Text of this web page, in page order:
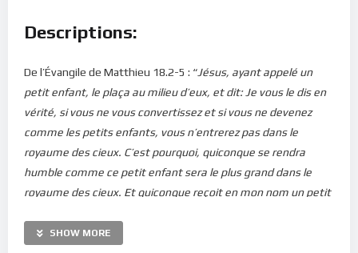
Descriptions:
De l’Évangile de Matthieu 18.2-5 : “Jésus, ayant appelé un
petit enfant, le plaça au milieu d’eux, et dit: Je vous le dis en
vérité, si vous ne vous convertissez et si vous ne devenez
comme les petits enfants, vous n’entrerez pas dans le
royaume des cieux. C’est pourquoi, quiconque se rendra
humble comme ce petit enfant sera le plus grand dans le
royaume des cieux. Et quiconque reçoit en mon nom un petit
L’enfant est au centre du message du Seigneur dans ce
SHOW MORE